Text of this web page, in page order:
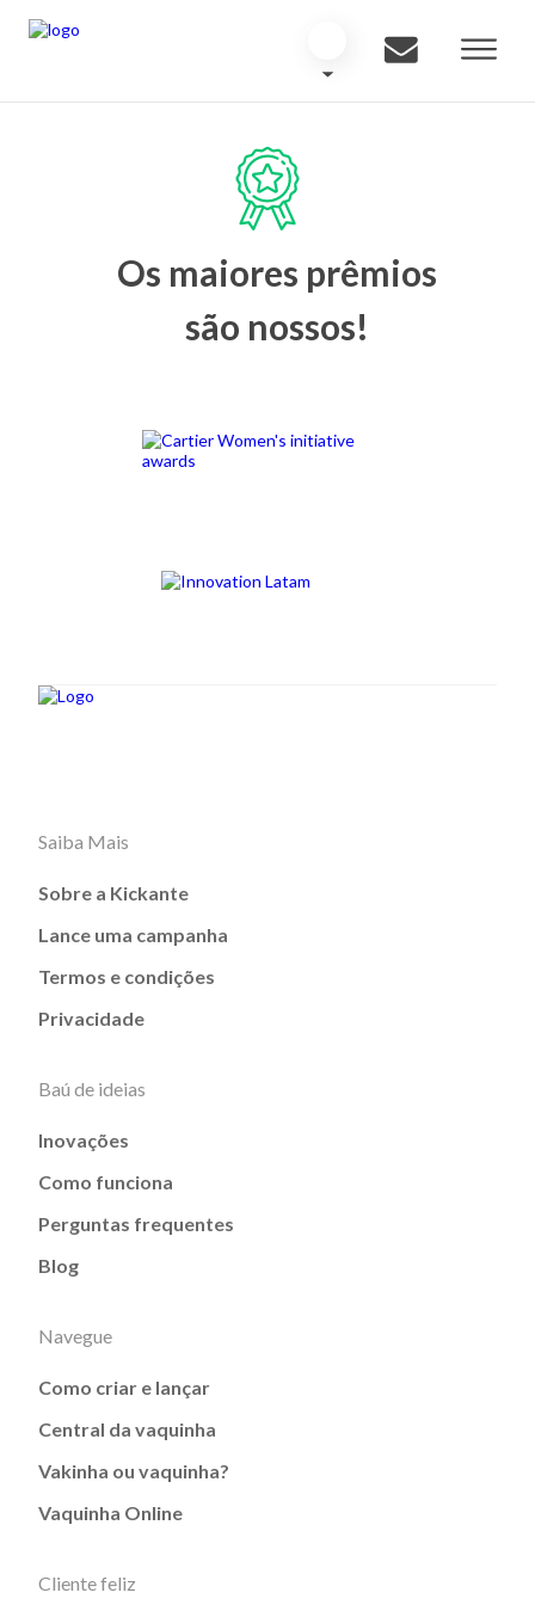
Os maiores prêmios
são nossos!
Saiba Mais
Sobre a Kickante
Lance uma campanha
Termos e condições
Privacidade
Baú de ideias
Inovações
Como funciona
Perguntas frequentes
Blog
Navegue
Como criar e lançar
Central da vaquinha
Vakinha ou vaquinha?
Vaquinha Online
Cliente feliz